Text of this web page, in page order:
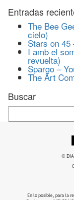
Entradas
The Bee
cielo)
Stars on 45
I amb el
revuelta)
Spargo –
The Art
Buscar
Search
for:
©
En lo posible, para la